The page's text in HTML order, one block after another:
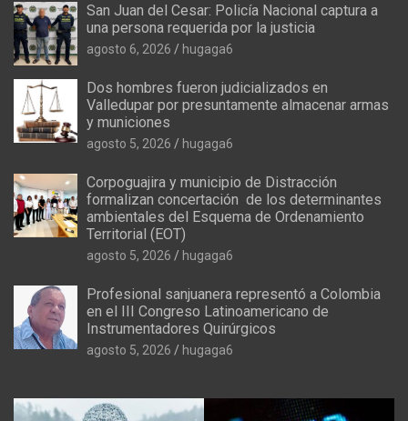
San Juan del Cesar: Policía Nacional captura a
una persona requerida por la justicia
agosto 6, 2026 hugaga6
Dos hombres fueron judicializados en
Valledupar por presuntamente almacenar armas
y municiones
agosto 5, 2026 hugaga6
Corpoguajira y municipio de Distracción
formalizan concertación de los determinantes
ambientales del Esquema de Ordenamiento
Territorial (EOT)
agosto 5, 2026 hugaga6
Profesional sanjuanera representó a Colombia
en el III Congreso Latinoamericano de
Instrumentadores Quirúrgicos
agosto 5, 2026 hugaga6